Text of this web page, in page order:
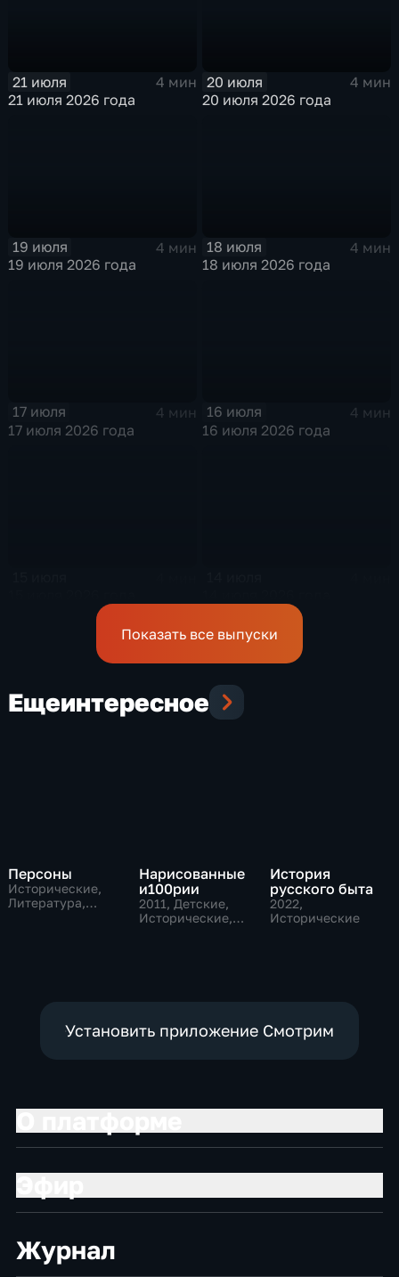
21 июля
4 мин
21 июля 2026 года
20 июля
4 мин
20 июля 2026 года
19 июля
4 мин
19 июля 2026 года
18 июля
4 мин
18 июля 2026 года
17 июля
4 мин
17 июля 2026 года
16 июля
4 мин
16 июля 2026 года
Показать все выпуски
Ещеинтересное
Персоны
Исторические,
Литература,
Нарисованные
и100рии
2011, Детские,
Исторические,
История
русского быта
2022,
Исторические
Установить приложение Смотрим
Журнал